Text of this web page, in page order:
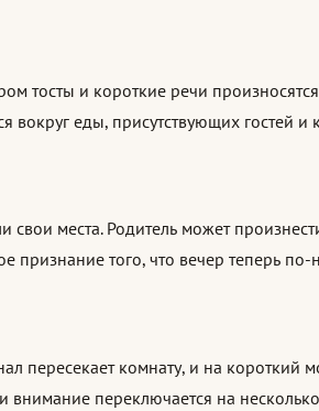
тосты и короткие речи
вокруг еды, присутствующих гостей
места. Родитель может
признание того, что вечер теперь по-
пересекает комнату, и на
внимание переключается на